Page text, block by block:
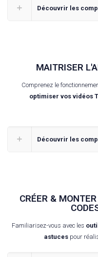
Découvrir les
MAITRISER
Comprenez le
optimiser vos vidéos
Découvrir les
CRÉER &
Familiarisez-vous avec les
astuces pour